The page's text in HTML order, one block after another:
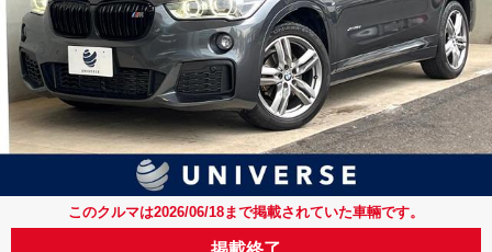
このクルマは2026/06/18まで掲載されていた車輛です。